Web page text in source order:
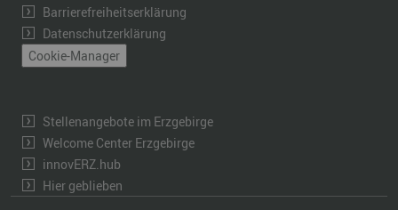
Barrierefreiheitserklärung
Datenschutzerklärung
Cookie-Manager
Stellenangebote im Erzgebirge
Welcome Center Erzgebirge
innovERZ.hub
Hier geblieben